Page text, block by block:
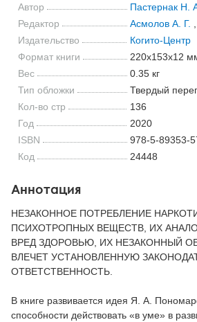
Автор
Пастернак Н.
Редактор
Асмолов А. Г.
Издательство
Когито-Центр
Формат книги
220x153x12
Вес
0.35 кг
Тип обложки
Твердый
Кол-во стр
136
Год
2020
ISBN
978-5-89353-
Код
24448
Аннотация
НЕЗАКОННОЕ ПОТРЕБЛЕНИЕ
ПСИХОТРОПНЫХ ВЕЩЕСТВ, ИХ
ВРЕД ЗДОРОВЬЮ, ИХ НЕЗАКОННЫЙ
ВЛЕЧЕТ УСТАНОВЛЕННУЮ
ОТВЕТСТВЕННОСТЬ.
В книге развивается идея Я. А.
способности действовать «в уме» в